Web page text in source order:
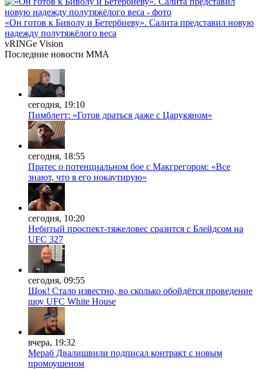
«Он готов к Биволу и Бетербиеву». Салита представил новую
надежду полутяжёлого веса
vRINGe Vision
Последние новости MMA
сегодня, 19:10
Пимблетт: «Готов драться даже с Царукяном»
сегодня, 18:55
Пратес о потенциальном бое с Макгрегором: «Все
знают, что я его нокаутирую»
сегодня, 10:20
Небитый проспект-тяжеловес сразится с Блейдсом на
UFC 327
сегодня, 09:55
Шок! Стало известно, во сколько обойдётся проведение
шоу UFC White House
вчера, 19:32
Мераб Двалишвили подписал контракт с новым
промоушеном